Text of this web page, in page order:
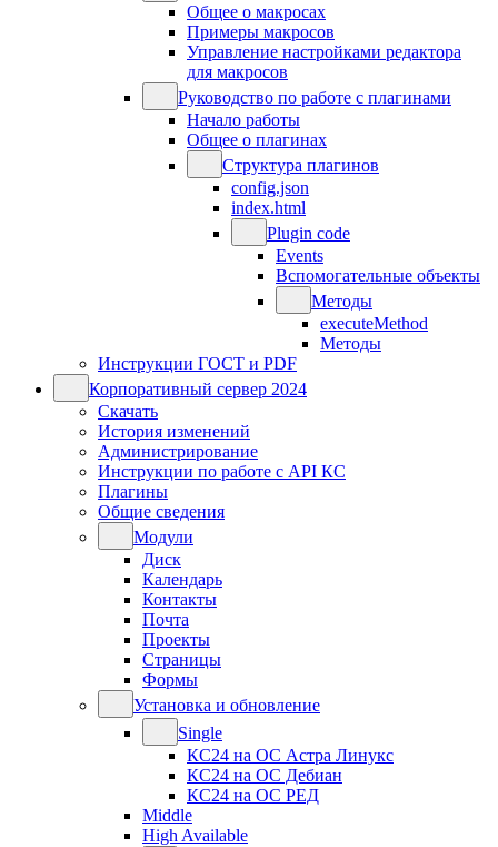
Общее о макросах
Примеры макросов
Управление настройками редактора
для макросов
Руководство по работе с плагинами
Начало работы
Общее о плагинах
Структура плагинов
config.json
index.html
Plugin code
Events
Вспомогательные объекты
Методы
executeMethod
Методы
Инструкции ГОСТ и PDF
Корпоративный сервер 2024
Скачать
История изменений
Администрирование
Инструкции по работе с API КС
Плагины
Общие сведения
Модули
Диск
Календарь
Контакты
Почта
Проекты
Страницы
Формы
Установка и обновление
Single
КС24 на ОС Астра Линукс
КС24 на ОС Дебиан
КС24 на ОС РЕД
Middle
High Available